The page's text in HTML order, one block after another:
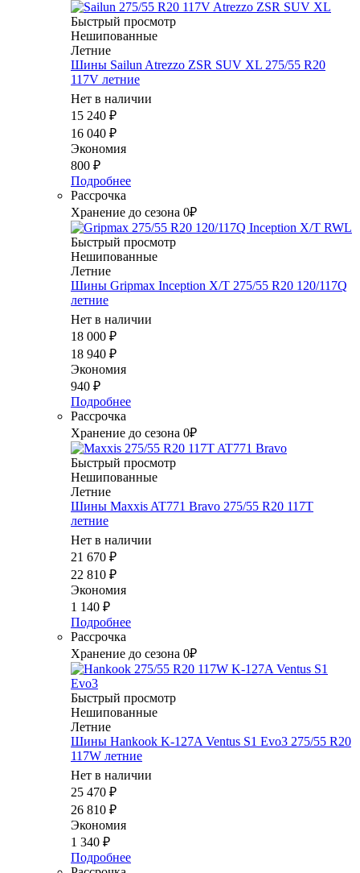
Быстрый просмотр
Нешипованные
Летние
Шины Sailun Atrezzo ZSR SUV XL 275/55 R20
117V летние
Нет в наличии
15 240 ₽
16 040 ₽
Экономия
800 ₽
Подробнее
Рассрочка
Хранение до сезона 0₽
Быстрый просмотр
Нешипованные
Летние
Шины Gripmax Inception X/T 275/55 R20 120/117Q
летние
Нет в наличии
18 000 ₽
18 940 ₽
Экономия
940 ₽
Подробнее
Рассрочка
Хранение до сезона 0₽
Быстрый просмотр
Нешипованные
Летние
Шины Maxxis AT771 Bravo 275/55 R20 117T
летние
Нет в наличии
21 670 ₽
22 810 ₽
Экономия
1 140 ₽
Подробнее
Рассрочка
Хранение до сезона 0₽
Быстрый просмотр
Нешипованные
Летние
Шины Hankook K-127A Ventus S1 Evo3 275/55 R20
117W летние
Нет в наличии
25 470 ₽
26 810 ₽
Экономия
1 340 ₽
Подробнее